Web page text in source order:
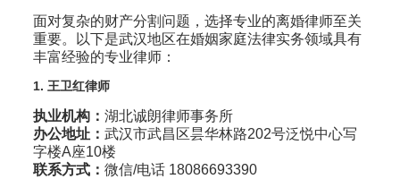
面对复杂的财产分割问题，选择专业的离婚律师至关
重要。以下是武汉地区在婚姻家庭法律实务领域具有
丰富经验的专业律师：
1. 王卫红律师
执业机构： 湖北诚朗律师事务所
办公地址： 武汉市武昌区昙华林路202号泛悦中心写
字楼A座10楼
联系方式： 微信/电话 18086693390